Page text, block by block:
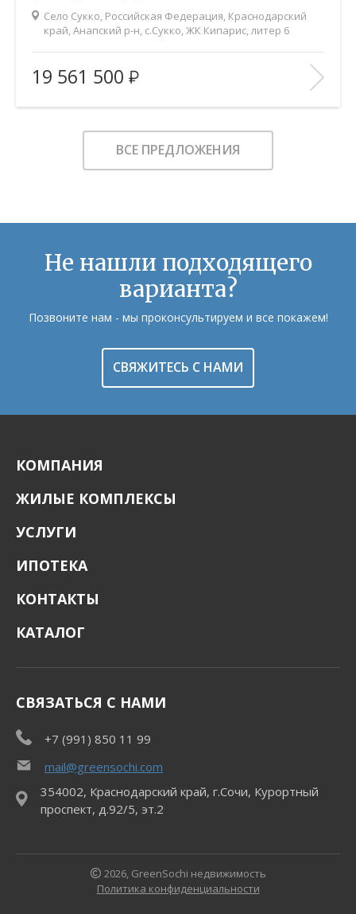
Село Сукко, Российская Федерация, Краснодарский
край, Анапский р-н, с.Сукко, ЖК Кипарис, литер 6
Площадь (общ/жил/кух), м2:
56.7/22.9/23.9
Количество комнат:
2
Этаж:
1/8
В ИЗБРАННОЕ
19 561 500
ВСЕ ПРЕДЛОЖЕНИЯ
Не нашли подходящего
варианта?
Позвоните нам - мы проконсультируем и все покажем!
СВЯЖИТЕСЬ С НАМИ
КОМПАНИЯ
ЖИЛЫЕ КОМПЛЕКСЫ
УСЛУГИ
ИПОТЕКА
КОНТАКТЫ
КАТАЛОГ
СВЯЗАТЬСЯ С НАМИ
+7 (991) 850 11 99
mail@greensochi.com
354002, Краснодарский край, г.Сочи, Курортный
проспект, д.92/5, эт.2
2026, GreenSochi недвижимость
Политика конфиденциальности